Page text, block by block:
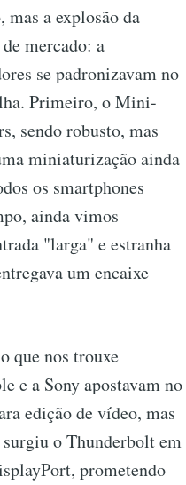
a explosão da
mercado: a
se padronizavam no
Primeiro, o Mini-
sendo robusto, mas
miniaturização ainda
os smartphones
ainda vimos
"larga" e estranha
um encaixe
que nos trouxe
e a Sony apostavam no
edição de vídeo, mas
o Thunderbolt em
prometendo